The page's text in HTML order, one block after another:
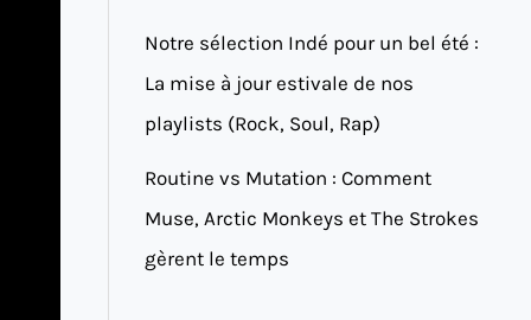
Notre sélection Indé pour un bel été :
La mise à jour estivale de nos
playlists (Rock, Soul, Rap)
Routine vs Mutation : Comment
Muse, Arctic Monkeys et The Strokes
gèrent le temps